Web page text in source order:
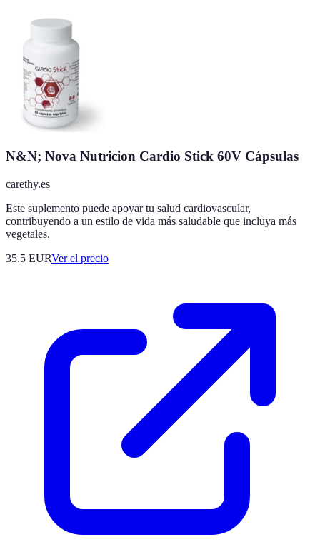
N&N; Nova Nutricion Cardio Stick 60V Cápsulas
carethy.es
Este suplemento puede apoyar tu salud cardiovascular,
contribuyendo a un estilo de vida más saludable que incluya más
vegetales.
35.5 EURVer el precio